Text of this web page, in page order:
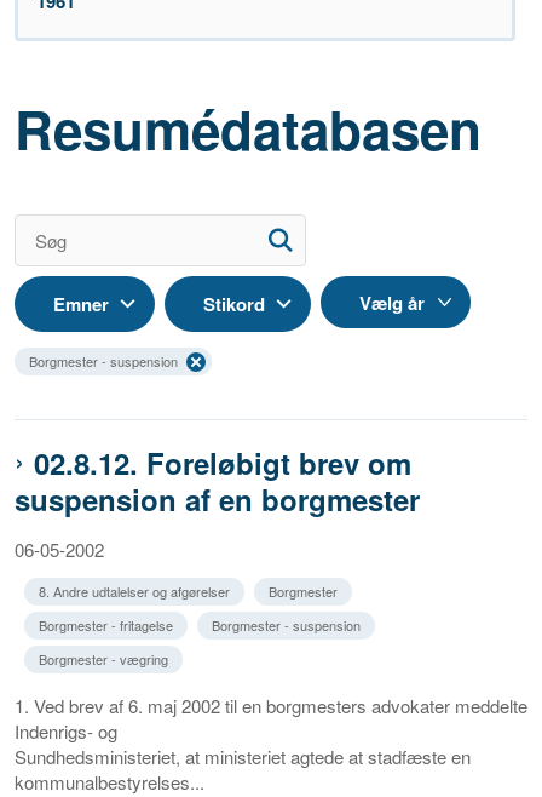
Resumédatabasen
Emner Stikord
Borgmester - suspension
02.8.12. Foreløbigt brev om
suspension af en borgmester
06-05-2002
8. Andre udtalelser og afgørelser
Borgmester
Borgmester - fritagelse
Borgmester - suspension
Borgmester - vægring
1. Ved brev af 6. maj 2002 til en borgmesters advokater meddelte
Indenrigs- og
Sundhedsministeriet, at ministeriet agtede at stadfæste en
kommunalbestyrelses...